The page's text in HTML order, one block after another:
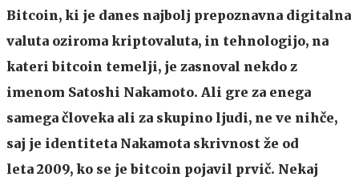
Bitcoin, ki je danes najbolj prepoznavna digitalna
valuta oziroma kriptovaluta, in tehnologijo, na
kateri bitcoin temelji, je zasnoval nekdo z
imenom Satoshi Nakamoto. Ali gre za enega
samega človeka ali za skupino ljudi, ne ve nihče,
saj je identiteta Nakamota skrivnost že od
leta 2009, ko se je bitcoin pojavil prvič. Nekaj